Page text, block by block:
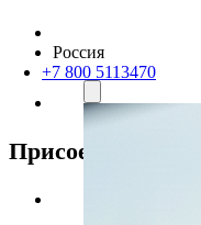
Россия
+7 800 5113470